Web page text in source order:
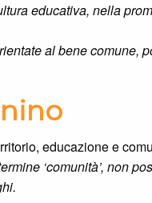
educativa, nella
al bene comune,
educazione e
‘comunità’, non